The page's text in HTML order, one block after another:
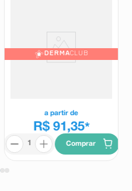
DERMACLUB
a partir de
R$ 91,35*
Comprar